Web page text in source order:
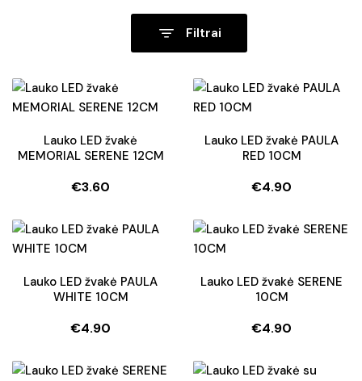
Filtrai
Lauko LED žvakė
MEMORIAL SERENE 12CM
€3.60
Lauko LED žvakė PAULA
RED 10CM
€4.90
Lauko LED žvakė PAULA
WHITE 10CM
€4.90
Lauko LED žvakė SERENE
10CM
€4.90